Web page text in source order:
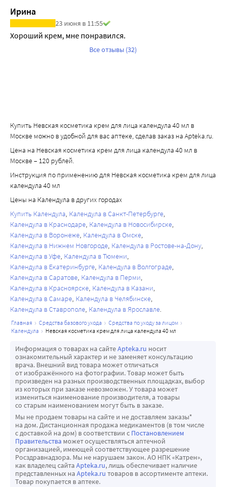
Ирина
23 июня в 11:55
Хороший крем, мне понравился.
Все отзывы (32)
Купить Невская косметика крем для лица календула 40 мл в
Москве можно в удобной для вас аптеке, сделав заказ на Apteka.ru.
Цена на Невская косметика крем для лица календула 40 мл в
Москве – 120 рублей.
Инструкция по применению для Невская косметика крем для лица
календула 40 мл
Цены на Календула в других городах
Купить Календула Календула в Санкт-Петербурге
Календула в Краснодаре Календула в Новосибирске
Календула в Воронеже Календула в Омске
Календула в Нижнем Новгороде Календула в Ростове-на-Дону
Календула в Уфе Календула в Тюмени
Календула в Екатеринбурге Календула в Волгограде
Календула в Саратове Календула в Перми
Календула в Красноярске Календула в Казани
Календула в Самаре Календула в Челябинске
Календула в Ставрополе Календула в Ярославле
главная средства базового ухода
средства по уходу за лицом
календула
невская косметика крем для лица календула 40 мл
Информация о товарах на сайтеApteka.ru носит
ознакомительный характер и не заменяет консультацию
врача. Внешний вид товара может отличаться
от изображённого на фотографии. Товар может быть
произведен на разных производственных площадках, выбор
из которых при заказе невозможен. У товара может
измениться наименование производителя, а товары
со старым наименованием могут быть в заказе.
Мы не продаем товары на сайте и не доставляем заказы*
на дом. Дистанционная продажа медикаментов (в том числе
с доставкой на дом) в соответствии с Постановлением
Правительства может осуществляться аптечной
организацией, имеющей соответствующее разрешение
Росздравнадзора. Мы не нарушаем закон. АО НПК «Катрен»,
как владелец сайта Apteka.ru, лишь обеспечивает наличие
представленных на Apteka.ru товаров в ассортименте аптеки.
Товар покупается в аптеке.